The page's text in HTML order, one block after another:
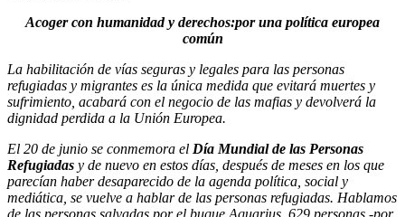
Acoger con humanidad y derechos:por una política europea
común
La habilitación de vías seguras y legales para las personas
refugiadas y migrantes es la única medida que evitará muertes y
sufrimiento, acabará con el negocio de las mafias y devolverá la
dignidad perdida a la Unión Europea.
El 20 de junio se conmemora el Día Mundial de las Personas
Refugiadas y de nuevo en estos días, después de meses en los que
parecían haber desaparecido de la agenda política, social y
mediática, se vuelve a hablar de las personas refugiadas. Hablamos
de las personas salvadas por el buque Aquarius, 629 personas -por